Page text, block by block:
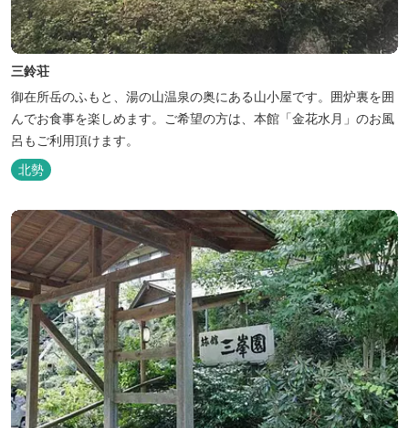
三鈴荘
御在所岳のふもと、湯の山温泉の奥にある山小屋です。囲炉裏を囲
んでお食事を楽しめます。ご希望の方は、本館「金花水月」のお風
呂もご利用頂けます。
北勢